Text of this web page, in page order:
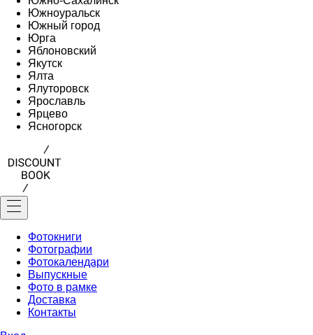
Южноуральск
Южный город
Юрга
Яблоновский
Якутск
Ялта
Ялуторовск
Ярославль
Ярцево
Ясногорск
Фотокниги
Фотографии
Фотокалендари
Выпускные
Фото в рамке
Доставка
Контакты